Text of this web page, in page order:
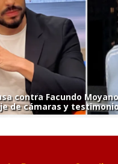
contra Facundo
de cámaras y